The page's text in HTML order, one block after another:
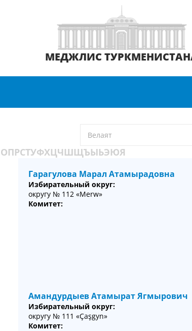
МЕДЖЛИС
ОПРСТУФХЦЧШЩЪЫЬЭЮЯ
Гарагулова Марал Атамырадовна
Избирательный округ:
округу № 112 «Merw»
Комитет:
Амандурдыев Атамырат Ягмырович
Избирательный округ:
округу № 111 «Çaşgyn»
Комитет: